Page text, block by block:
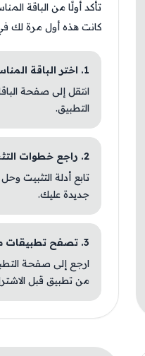
تأكد أولًا من الباقة
كانت هذه أول مرة لك
1. اختر الباقة المناسبة
انتقل إلى صفحة
التطبيق.
2. راجع خطوات التثبيت
تابع أدلة التثبيت
جديدة عليك.
3. تصفح تطبيقات مشابهة
ارجع إلى صفحة
من تطبيق قبل